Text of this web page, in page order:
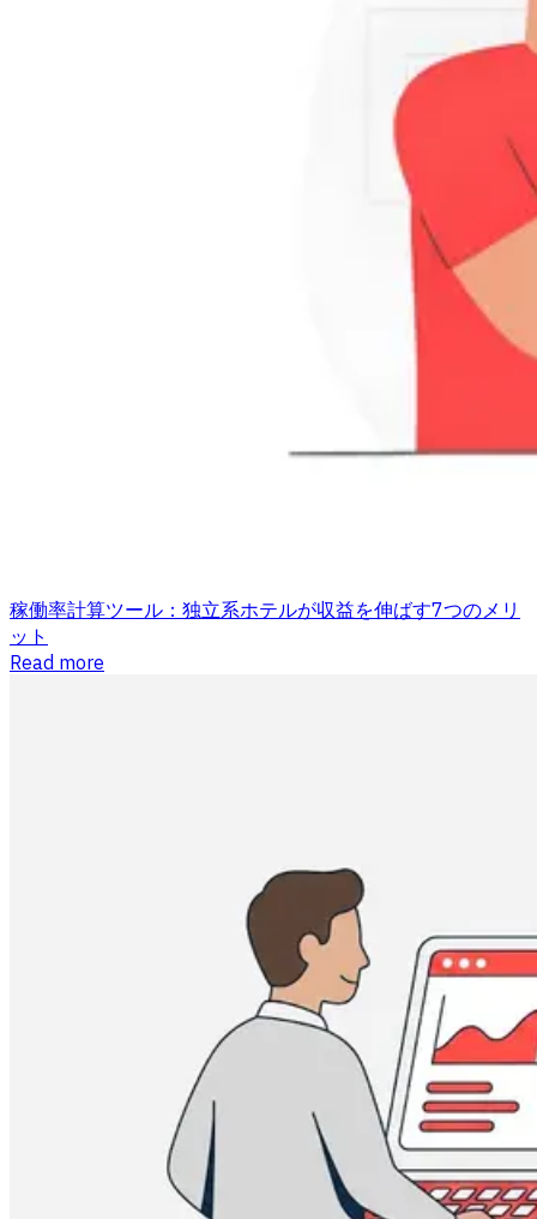
稼働率計算ツール：独立系ホテルが収益を伸ばす7つのメリ
ット
Read more